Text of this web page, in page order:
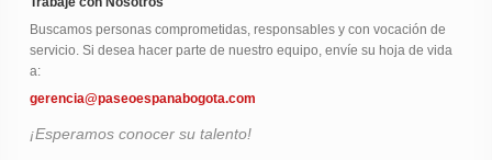
Buscamos personas comprometidas, responsables y con vocación de
servicio. Si desea hacer parte de nuestro equipo, envíe su hoja de vida
a:
gerencia@paseoespanabogota.com
¡Esperamos conocer su talento!